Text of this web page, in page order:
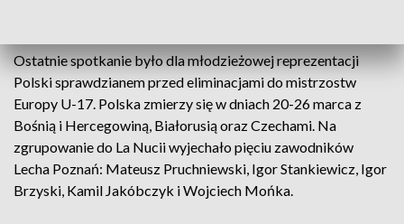
Ostatnie spotkanie było dla młodzieżowej reprezentacji
Polski sprawdzianem przed eliminacjami do mistrzostw
Europy U-17. Polska zmierzy się w dniach 20-26 marca z
Bośnią i Hercegowiną, Białorusią oraz Czechami. Na
zgrupowanie do La Nucii wyjechało pięciu zawodników
Lecha Poznań: Mateusz Pruchniewski, Igor Stankiewicz, Igor
Brzyski, Kamil Jakóbczyk i Wojciech Mońka.